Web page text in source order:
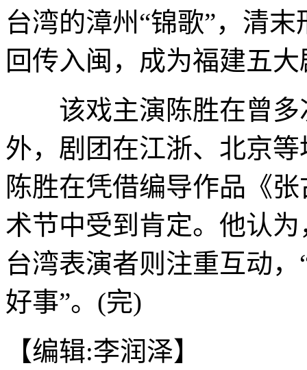
台湾的漳州“锦歌”，清
回传入闽，成为福建五
该戏主演陈胜在曾多
外，剧团在江浙、北京
陈胜在凭借编导作品《
术节中受到肯定。他认
台湾表演者则注重互动
好事”。(完)
【编辑:李润泽】